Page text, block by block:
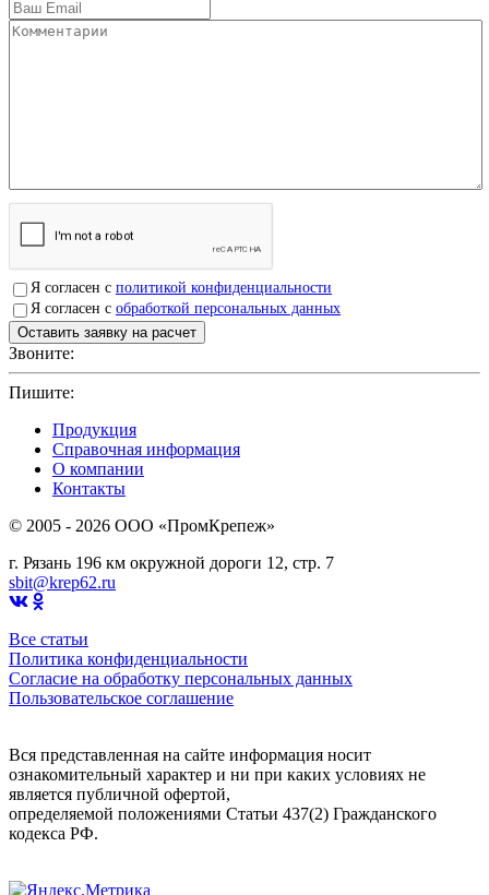
Я согласен с политикой конфиденциальности
Я согласен с обработкой персональных данных
Звоните:
Пишите:
Продукция
Справочная информация
О компании
Контакты
© 2005 - 2026 OOO «ПромКрепеж»
г. Рязань 196 км окружной дороги 12, стр. 7
sbit@krep62.ru
Все статьи
Политика конфиденциальности
Согласие на обработку персональных данных
Пользовательское соглашение
Вся представленная на сайте информация носит
ознакомительный характер и ни при каких условиях не
является публичной офертой,
определяемой положениями Статьи 437(2) Гражданского
кодекса РФ.